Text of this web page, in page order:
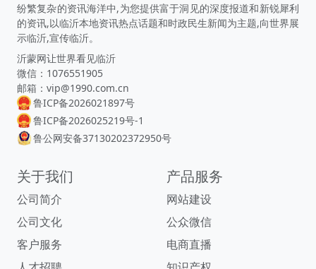
纷繁复杂的资讯海洋中,为您提供富于洞见的深度报道和新锐犀利
的资讯,以临沂本地资讯热点话题和时政民生新闻为主题,向世界展
示临沂,宣传临沂。
沂蒙网让世界看见临沂
微信：1076551905
邮箱：vip@1990.com.cn
鲁ICP备2026021897号
鲁ICP备2026025219号-1
鲁公网安备37130202372950号
关于我们
公司简介
公司文化
客户服务
产品服务
网站建设
公众微信
电商直播